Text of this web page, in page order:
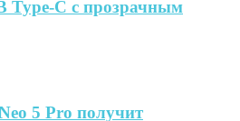
Type-C с прозрачным
5 Pro получит